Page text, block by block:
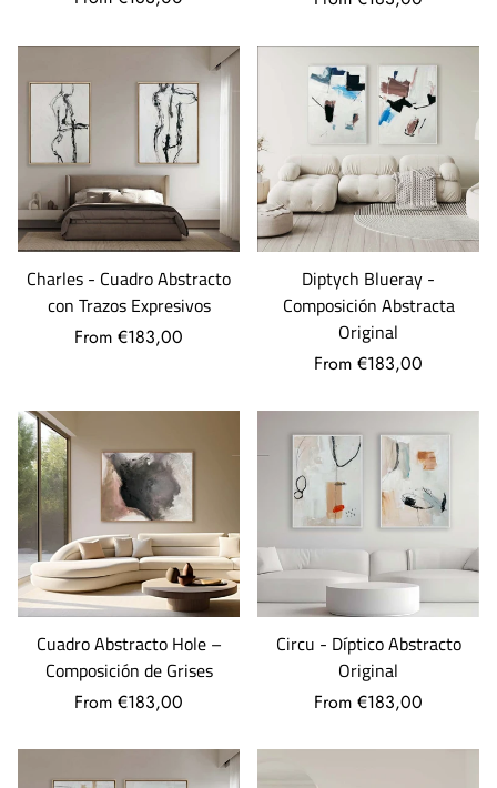
Charles - Cuadro Abstracto
con Trazos Expresivos
From €183,00
Diptych Blueray -
Composición Abstracta
Original
From €183,00
Cuadro Abstracto Hole –
Composición de Grises
From €183,00
Circu - Díptico Abstracto
Original
From €183,00